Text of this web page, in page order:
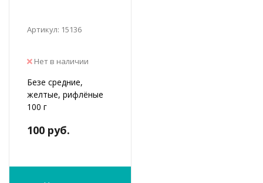
Артикул: 15136
Нет в наличии
Безе средние,
желтые, рифлёные
100 г
100 руб.